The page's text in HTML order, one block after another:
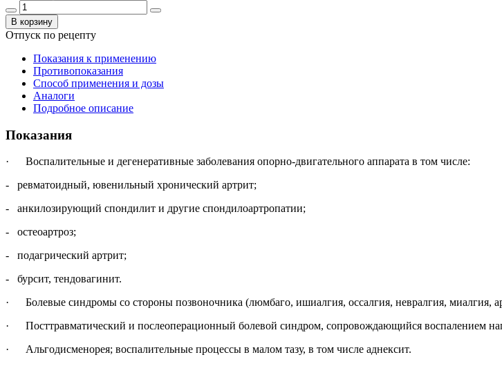
В корзину
Отпуск по рецепту
Показания к применению
Противопоказания
Способ применения и дозы
Аналоги
Подробное описание
Показания
· Воспалительные и дегенеративные заболевания опорно-двигательного аппарата в том числе:
- ревматоидный, ювенильный хронический артрит;
- анкилозирующий спондилит и другие спондилоартропатии;
- остеоартроз;
- подагрический артрит;
- бурсит, тендовагинит.
· Болевые синдромы со стороны позвоночника (люмбаго, ишиалгия, оссалгия, невралгия, миалгия,
· Посттравматический и послеоперационный болевой синдром, сопровождающийся воспалением
· Альгодисменорея; воспалительные процессы в малом тазу, в том числе аднексит.